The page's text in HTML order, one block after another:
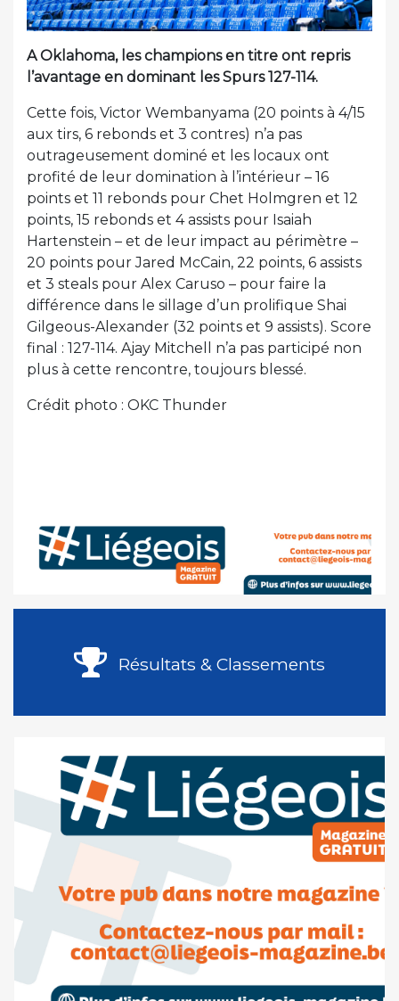
A Oklahoma, les champions en titre ont repris
l’avantage en dominant les Spurs 127-114.
Cette fois, Victor Wembanyama (20 points à 4/15
aux tirs, 6 rebonds et 3 contres) n’a pas
outrageusement dominé et les locaux ont
profité de leur domination à l’intérieur – 16
points et 11 rebonds pour Chet Holmgren et 12
points, 15 rebonds et 4 assists pour Isaiah
Hartenstein – et de leur impact au périmètre –
20 points pour Jared McCain, 22 points, 6 assists
et 3 steals pour Alex Caruso – pour faire la
différence dans le sillage d’un prolifique Shai
Gilgeous-Alexander (32 points et 9 assists). Score
final : 127-114. Ajay Mitchell n’a pas participé non
plus à cette rencontre, toujours blessé.
Crédit photo : OKC Thunder
Résultats & Classements